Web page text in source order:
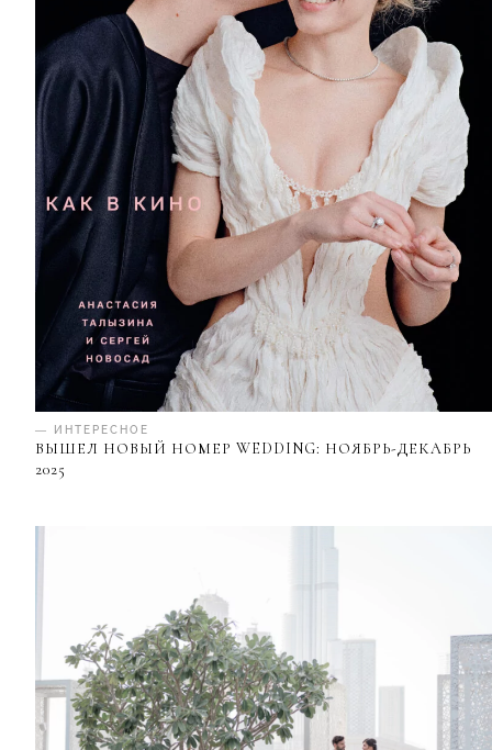
— ИНТЕРЕСНОЕ
ВЫШЕЛ НОВЫЙ НОМЕР WEDDING: НОЯБРЬ-ДЕКАБРЬ
2025